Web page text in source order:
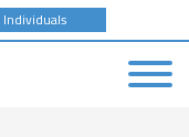
Individuals